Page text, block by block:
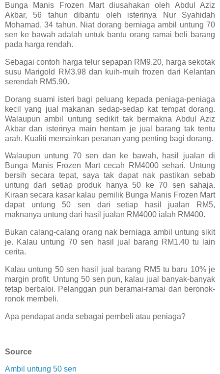
Bunga Manis Frozen Mart diusahakan oleh Abdul Aziz
Akbar, 56 tahun dibantu oleh isterinya Nur Syahidah
Mohamad, 34 tahun. Niat dorang berniaga ambil untung 70
sen ke bawah adalah untuk bantu orang ramai beli barang
pada harga rendah.
Sebagai contoh harga telur sepapan RM9.20, harga sekotak
susu Marigold RM3.98 dan kuih-muih frozen dari Kelantan
serendah RM5.90.
Dorang suami isteri bagi peluang kepada peniaga-peniaga
kecil yang jual makanan sedap-sedap kat tempat dorang.
Walaupun ambil untung sedikit tak bermakna Abdul Aziz
Akbar dan isterinya main hentam je jual barang tak tentu
arah. Kualiti memainkan peranan yang penting bagi dorang.
Walaupun untung 70 sen dan ke bawah, hasil jualan di
Bunga Manis Frozen Mart cecah RM4000 sehari. Untung
bersih secara tepat, saya tak dapat nak pastikan sebab
untung dari setiap produk hanya 50 ke 70 sen sahaja.
Kiraan secara kasar kalau pemilik Bunga Manis Frozen Mart
dapat untung 50 sen dari setiap hasil jualan RM5,
maknanya untung dari hasil jualan RM4000 ialah RM400.
Bukan calang-calang orang nak berniaga ambil untung sikit
je. Kalau untung 70 sen hasil jual barang RM1.40 tu lain
cerita.
Kalau untung 50 sen hasil jual barang RM5 tu baru 10% je
margin profit. Untung 50 sen pun, kalau jual banyak-banyak
tetap berbaloi. Pelanggan pun beramai-ramai dan beronok-
ronok membeli.
Apa pendapat anda sebagai pembeli atau peniaga?
Source
Ambil untung 50 sen